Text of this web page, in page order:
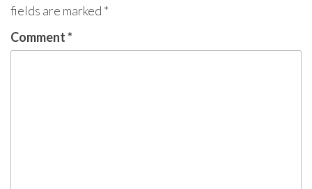
fields are marked *
Comment*